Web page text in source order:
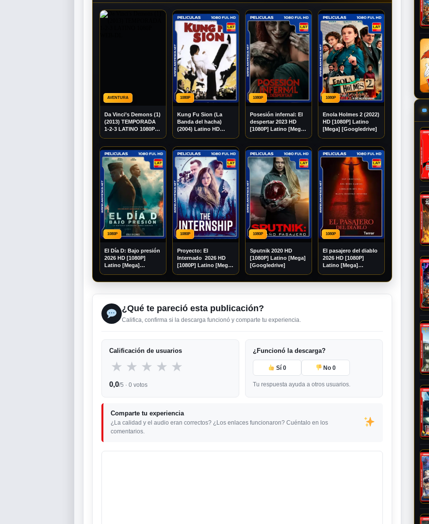
AVENTURA
Da Vinci’s Demons (1)
(2013) TEMPORADA
1-2-3 LATINO 1080P
1080P
Kung Fu Sion (La
Banda del hacha)
(2004) Latino HD
1080P
Posesión infernal: El
despertar 2023 HD
[1080P] Latino [Mega]
1080P
Enola Holmes 2 (2022)
HD [1080P] Latino
[Mega] [Googledrive]
1080P
El Día D: Bajo presión
2026 HD [1080P]
Latino [Mega]
1080P
Proyecto: El
Internado 2026 HD
[1080P] Latino [Mega]
1080P
Sputnik 2020 HD
[1080P] Latino [Mega]
[Googledrive]
1080P
El pasajero del diablo
2026 HD [1080P]
Latino [Mega]
¿Qué te pareció esta publicación?
Califica, confirma si la descarga funcionó y comparte tu experiencia.
Calificación de usuarios
★ ★ ★ ★ ★
0,0/5 · 0 votos
¿Funcionó la descarga?
Sí 0 No0
Tu respuesta ayuda a otros usuarios.
Comparte tu experiencia
¿La calidad y el audio eran correctos? ¿Los enlaces funcionaron? Cuéntalo en los
comentarios.